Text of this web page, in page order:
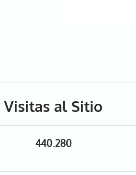
Visitas al Sitio
440.280